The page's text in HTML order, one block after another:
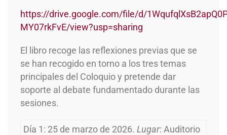
https://drive.google.com/file/d/
MY07rkFvE/view?usp=sharing
El libro recoge las reflexiones previas que se
se han recogido en torno a los tres temas
principales del Coloquio y pretende dar
soporte al debate fundamentado durante las
sesiones.
Día 1: 25 de marzo de 2026. Lugar: Auditorio